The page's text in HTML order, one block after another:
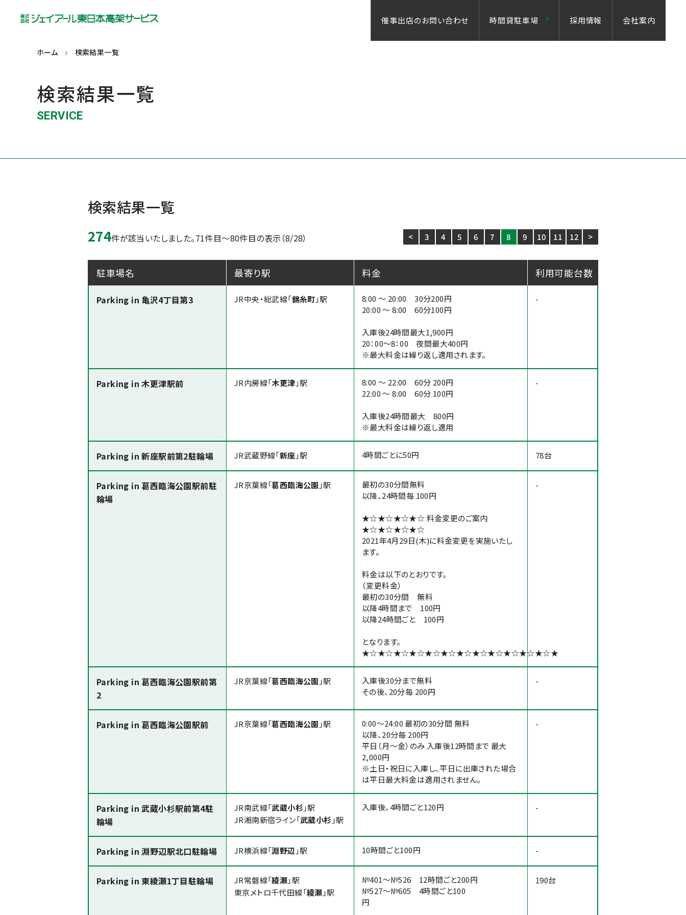
催事出店のお問い合わせ 時間貸駐車場 採用情報 会社案内
ホーム 検索結果一覧
検索結果一覧
SERVICE
検索結果一覧
274件が該当いたしました。71件目～80件目の表示（8/28） < 3 4 5 6 7 8 9 10 11 12 >
駐車場名 最寄り駅 料金 利用可能台数
Parking in 亀沢4丁目第3 JR中央・総武線「錦糸町 」駅
8:00 ～ 20:00 30分200円
20:00 ～ 8:00 60分100円
入庫後24時間最大1,900円
20：00～8：00 夜間最大400円
※最大料金は繰り返し適用されます。
-
Parking in 木更津駅前 JR内房線「木更津 」駅
8:00 ～ 22:00 60分 200円
22:00 ～ 8:00 60分 100円
入庫後24時間最大 800円
※最大料金は繰り返し適用
-
Parking in 新座駅前第2駐輪場 JR武蔵野線「新座 」駅 4時間ごとに50円 78台
Parking in 葛西臨海公園駅前駐
輪場
JR京葉線「葛西臨海公園 」駅
最初の30分間無料
以降、24時間毎 100円
★☆★☆★☆★☆ 料金変更のご案内
★☆★☆★☆★☆
2021年4月29日(木)に料金変更を実施いたし
ます。
料金は以下のとおりです。
（変更料金）
最初の30分間 無料
以降4時間まで 100円
以降24時間ごと 100円
となります。
★☆★☆★☆★☆★☆★☆★☆★☆★☆★☆★☆★☆★
-
Parking in 葛西臨海公園駅前第
2
JR京葉線「葛西臨海公園 」駅
入庫後30分まで無料
その後、20分毎 200円
-
Parking in 葛西臨海公園駅前 JR京葉線「葛西臨海公園 」駅
0:00～24:00 最初の30分間 無料
以降、20分毎 200円
平日（月～金）のみ 入庫後12時間まで 最大
2,000円
※土日・祝日に入庫し、平日に出庫された場合
は平日最大料金は適用されません。
-
Parking in 武蔵小杉駅前第4駐
輪場
JR南武線「武蔵小杉」駅
JR湘南新宿ライン「武蔵小杉 」駅
入庫後、4時間ごと120円 -
Parking in 淵野辺駅北口駐輪場 JR横浜線「淵野辺 」駅 10時間ごと100円 -
Parking in 東綾瀬1丁目駐輪場 JR常磐線「綾瀬」駅
東京メトロ千代田線「綾瀬 」駅
№401～№526 12時間ごと200円
№527～№605 4時間ごと100
円
190台